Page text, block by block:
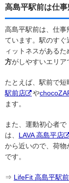
高島平駅前は仕
高島平駅前は、仕
ています。駅のす
ィットネスがあるた
方がしやすいエリア
たとえば、駅前で短
駅前店
や
ます。
また、運動初心者
は、 LAVA 高島平店
から近いので、荷物
です。
⇒ LifeFit 高島平駅